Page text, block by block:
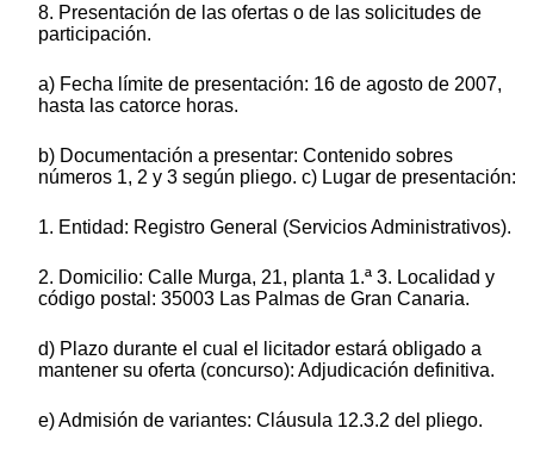
8. Presentación de las ofertas o de las solicitudes de
participación.
a) Fecha límite de presentación: 16 de agosto de 2007,
hasta las catorce horas.
b) Documentación a presentar: Contenido sobres
números 1, 2 y 3 según pliego. c) Lugar de presentación:
1. Entidad: Registro General (Servicios Administrativos).
2. Domicilio: Calle Murga, 21, planta 1.ª 3. Localidad y
código postal: 35003 Las Palmas de Gran Canaria.
d) Plazo durante el cual el licitador estará obligado a
mantener su oferta (concurso): Adjudicación definitiva.
e) Admisión de variantes: Cláusula 12.3.2 del pliego.